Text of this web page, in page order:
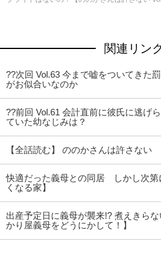
関連リン
??次回 Vol.63 今まで嘘をついてき
がお似合いなのか
??前回 Vol.61 会計直前に彼氏に逃げ
ていた幼なじみは？
【全話読む】 ののかさんは許さない
快適だった義母との同居 しかし次
くなる家】
出産予定日に義母が襲来!? 煮えきら
かり屋義母をどうにかして！】